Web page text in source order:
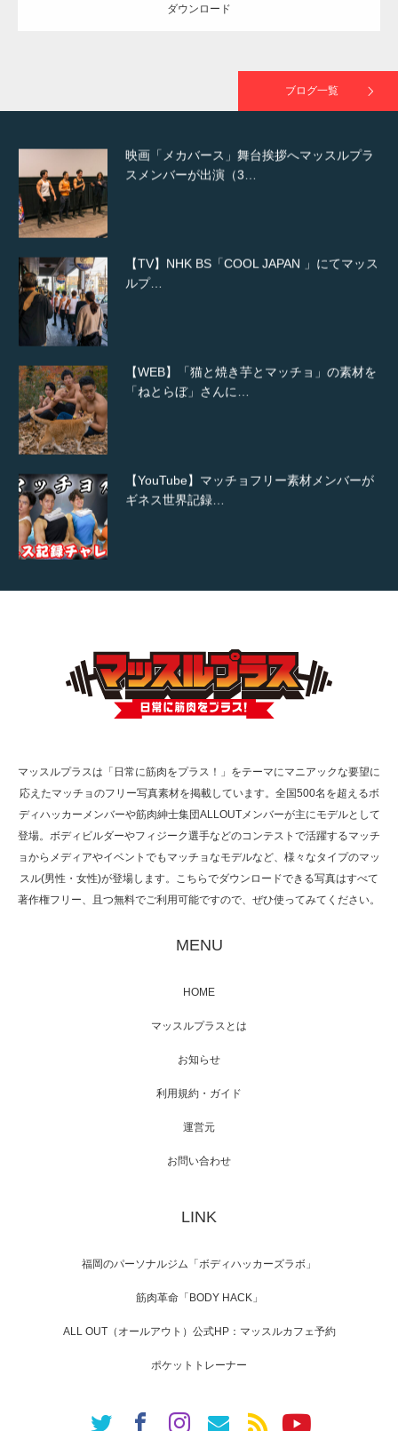
ダウンロード
ブログ一覧
映画「メカバース」舞台挨拶へマッスルプラ
スメンバーが出演（3…
【TV】NHK BS「COOL JAPAN 」にてマッス
ルプ…
【WEB】「猫と焼き芋とマッチョ」の素材を
「ねとらぼ」さんに…
【YouTube】マッチョフリー素材メンバーが
ギネス世界記録…
TOKYO FMラジオ番組「ONE MORNING」
で紹介さ…
た（6/8放送）
映画「メカバース」舞台挨拶へマッスルプラ
【TV】NHK BS「COOL JAPAN 」にてマッス
「ねとらぼ」さんに…
マッスルプラスは「日常に筋肉をプラス！」をテーマにマニアックな要望に
応えたマッチョのフリー写真素材を掲載しています。全国500名を超えるボ
ディハッカーメンバーや筋肉紳士集団ALLOUTメンバーが主にモデルとして
登場。ボディビルダーやフィジーク選手などのコンテストで活躍するマッチ
ョからメディアやイベントでもマッチョなモデルなど、様々なタイプのマッ
スル(男性・女性)が登場します。こちらでダウンロードできる写真はすべて
著作権フリー、且つ無料でご利用可能ですので、ぜひ使ってみてください。
MENU
HOME
マッスルプラスとは
お知らせ
利用規約・ガイド
運営元
お問い合わせ
LINK
福岡のパーソナルジム「ボディハッカーズラボ」
筋肉革命「BODY HACK」
ALL OUT（オールアウト）公式HP：マッスルカフェ予約
ポケットトレーナー